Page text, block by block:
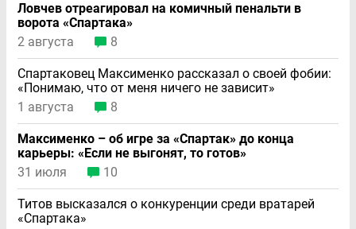
Ловчев отреагировал на комичный пенальти в
ворота «Спартака»
2 августа
8
Спартаковец Максименко рассказал о своей фобии:
«Понимаю, что от меня ничего не зависит»
1 августа
8
Максименко – об игре за «Спартак» до конца
карьеры: «Если не выгонят, то готов»
31 июля
10
Титов высказался о конкуренции среди вратарей
«Спартака»